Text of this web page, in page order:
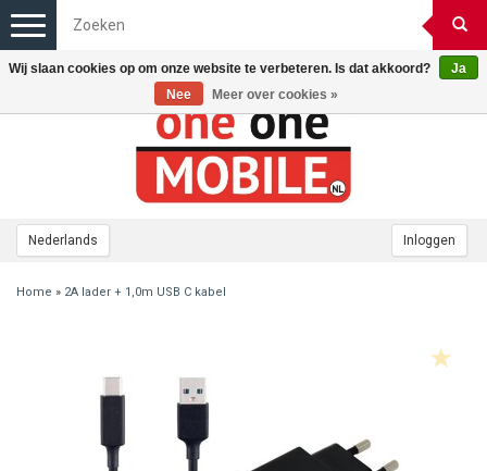
Nederlands Inloggen
Toggle
navigation
Home » 2A lader + 1,0m USB C kabel
Wij slaan cookies op om onze website te verbeteren. Is dat akkoord?
Ja
Nee
Meer over cookies »